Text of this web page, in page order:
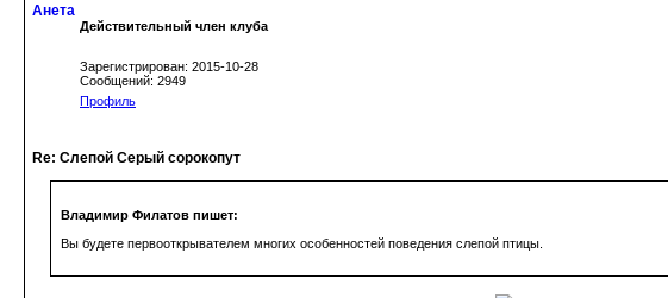
Анета
Действительный член клуба
Зарегистрирован: 2015-10-28
Сообщений: 2949
Профиль
Re: Слепой Серый сорокопут
Владимир Филатов пишет:
Вы будете первооткрывателем многих особенностей поведения слепой птицы.